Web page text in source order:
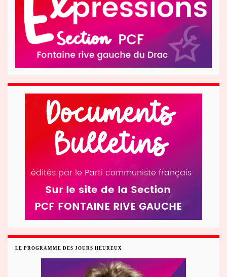
LE PROGRAMME DES JOURS HEUREUX